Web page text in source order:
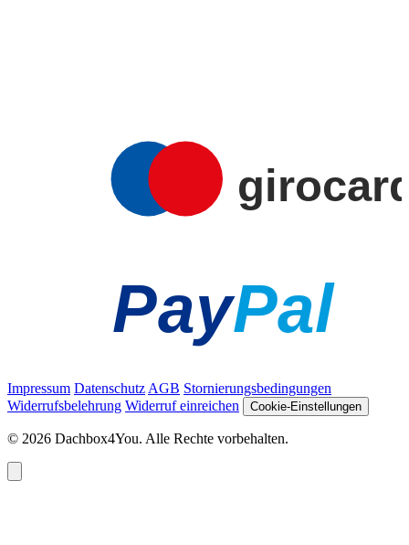
PayPal
Impressum Datenschutz AGB Stornierungsbedingungen
Widerrufsbelehrung Widerruf einreichen Cookie-Einstellungen
© 2026 Dachbox4You. Alle Rechte vorbehalten.